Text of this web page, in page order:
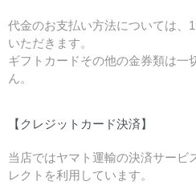
代金のお支払い方法については、
いただきます。
ギフトカードその他の金券類は一
ん。
【クレジットカード決済】
当店ではヤマト運輸の決済サービ
レクトを利用しています。